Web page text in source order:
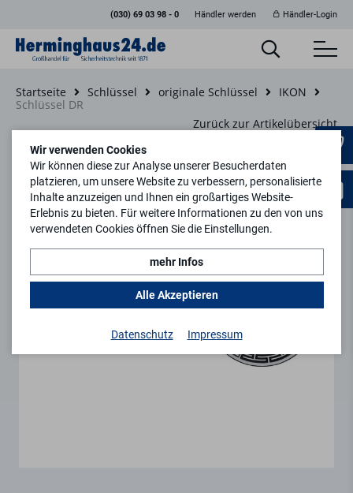
(030) 69 03 98 - 0 Händler werden Händler-Login
Startseite Schlüssel originale Schlüssel
IKON
Schlüssel DR
Zurück zur Artikelübersicht
Wir verwenden Cookies
Wir können diese zur Analyse unserer Besucherdaten
platzieren, um unsere Website zu verbessern, personalisierte
Inhalte anzuzeigen und Ihnen ein großartiges Website-
Erlebnis zu bieten. Für weitere Informationen zu den von uns
verwendeten Cookies öffnen Sie die Einstellungen.
mehr Infos
Alle Akzeptieren
Datenschutz Impressum